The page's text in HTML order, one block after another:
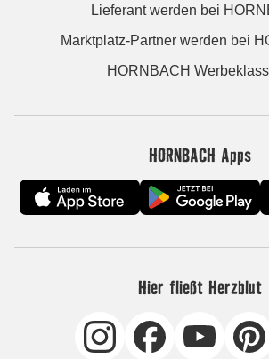
Lieferant werden bei
Marktplatz-Partner werden bei
HORNBACH
HORNBACH Apps
Hier fließt Herzblut